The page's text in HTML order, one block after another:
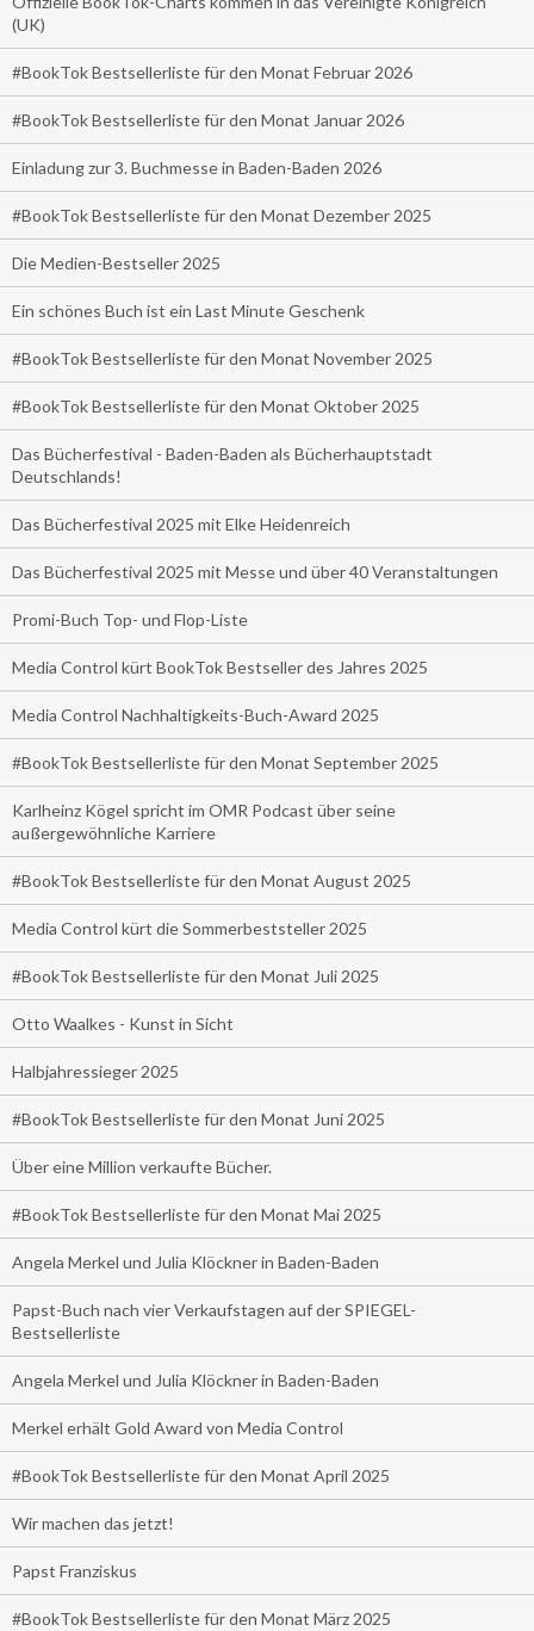
(UK)
#BookTok Bestsellerliste für den Monat Februar 2026
#BookTok Bestsellerliste für den Monat Januar 2026
Einladung zur 3. Buchmesse in Baden-Baden 2026
#BookTok Bestsellerliste für den Monat Dezember 2025
Die Medien-Bestseller 2025
Ein schönes Buch ist ein Last Minute Geschenk
#BookTok Bestsellerliste für den Monat November 2025
#BookTok Bestsellerliste für den Monat Oktober 2025
Das Bücherfestival - Baden-Baden als Bücherhauptstadt
Deutschlands!
Das Bücherfestival 2025 mit Elke Heidenreich
Das Bücherfestival 2025 mit Messe und über 40 Veranstaltungen
Promi-Buch Top- und Flop-Liste
Media Control kürt BookTok Bestseller des Jahres 2025
Media Control Nachhaltigkeits-Buch-Award 2025
#BookTok Bestsellerliste für den Monat September 2025
Karlheinz Kögel spricht im OMR Podcast über seine
außergewöhnliche Karriere
#BookTok Bestsellerliste für den Monat August 2025
Media Control kürt die Sommerbeststeller 2025
#BookTok Bestsellerliste für den Monat Juli 2025
Otto Waalkes - Kunst in Sicht
Halbjahressieger 2025
#BookTok Bestsellerliste für den Monat Juni 2025
Über eine Million verkaufte Bücher.
#BookTok Bestsellerliste für den Monat Mai 2025
Angela Merkel und Julia Klöckner in Baden-Baden
Papst-Buch nach vier Verkaufstagen auf der SPIEGEL-
Bestsellerliste
Angela Merkel und Julia Klöckner in Baden-Baden
Merkel erhält Gold Award von Media Control
#BookTok Bestsellerliste für den Monat April 2025
Wir machen das jetzt!
Papst Franziskus
#BookTok Bestsellerliste für den Monat März 2025